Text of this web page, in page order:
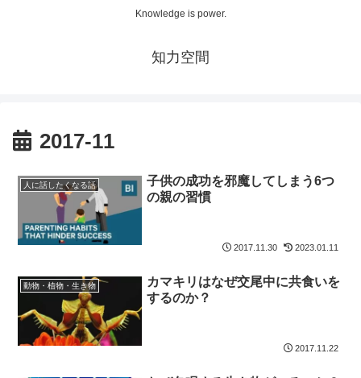
Knowledge is power.
知力空間
2017-11
人に話したくなる話
子供の成功を邪魔してしまう6つ
の親の習慣
2017.11.30 2023.01.11
動物・植物・生き物
カマキリはなぜ交尾中に共食いを
するのか？
2017.11.22